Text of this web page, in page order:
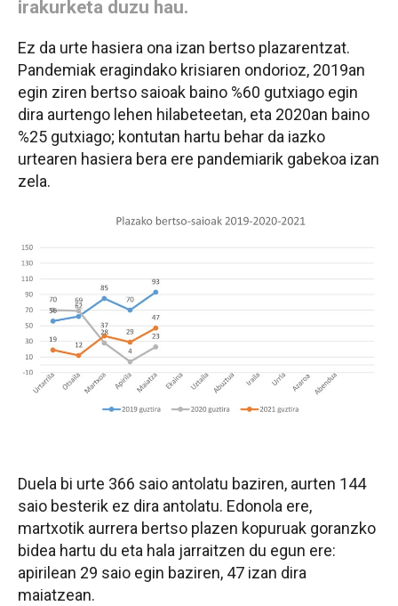
irakurketa duzu hau.
Ez da urte hasiera ona izan bertso plazarentzat.
Pandemiak eragindako krisiaren ondorioz, 2019an
egin ziren bertso saioak baino %60 gutxiago egin
dira aurtengo lehen hilabeteetan, eta 2020an baino
%25 gutxiago; kontutan hartu behar da iazko
urtearen hasiera bera ere pandemiarik gabekoa izan
zela.
Duela bi urte 366 saio antolatu baziren, aurten 144
saio besterik ez dira antolatu. Edonola ere,
martxotik aurrera bertso plazen kopuruak goranzko
bidea hartu du eta hala jarraitzen du egun ere:
apirilean 29 saio egin baziren, 47 izan dira
maiatzean.